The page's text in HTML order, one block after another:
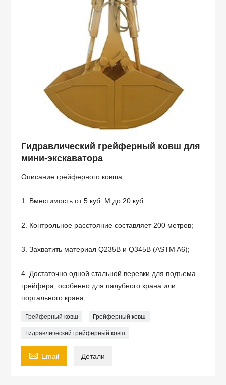
Гидравлический грейферный ковш для
мини-экскаватора
Описание грейферного ковша
1. Вместимость от 5 куб. М до 20 куб.
2. Контрольное расстояние составляет 200 метров;
3. Захватить материал Q235B и Q345B (ASTM A6);
4. Достаточно одной стальной веревки для подъема
грейфера, особенно для палубного крана или
портального крана;
Грейферный ковш Грейферный ковш
Гидравлический грейферный ковш
 Email Детали